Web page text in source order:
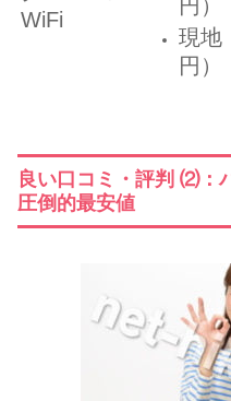
WiFi
円）
現地
円）
良い口コミ・評判 ⑵：
圧倒的最安値